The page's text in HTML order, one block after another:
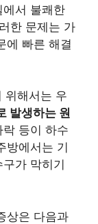
서 불쾌한
한 문제는 가
에 빠른 해결
위해서는 우
발생하는 원
등이 하수
방에서는 기
가 막히기
상은 다음과